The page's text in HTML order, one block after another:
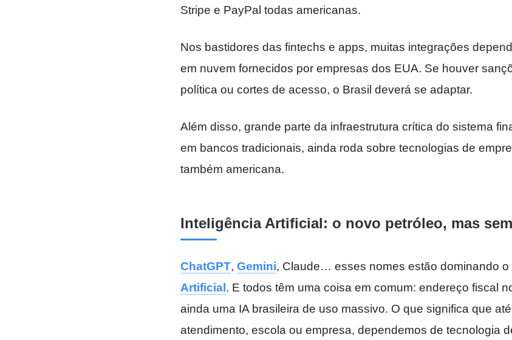
Stripe e PayPal todas americanas.
Nos bastidores das fintechs e apps, muitas integrações
em nuvem fornecidos por empresas dos EUA. Se houver
política ou cortes de acesso, o Brasil deverá se adaptar.
Além disso, grande parte da infraestrutura crítica do sistema
em bancos tradicionais, ainda roda sobre tecnologias de
também americana.
Inteligência Artificial: o novo petróleo, mas
ChatGPT, Gemini, Claude… esses nomes estão dominando o
Artificial . E todos têm uma coisa em comum: endereço fiscal
ainda uma IA brasileira de uso massivo. O que significa que
atendimento, escola ou empresa, dependemos de tecnologia